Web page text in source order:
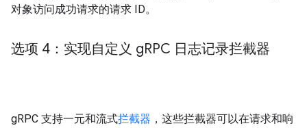
对象访问成功请求的请求 ID。
选项 4：实现自定义 gRPC 日志记录拦截器
gRPC 支持一元和流式拦截器 ，这些拦截器可以在请求和响